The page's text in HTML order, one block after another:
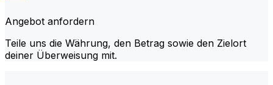
Angebot anfordern
Teile uns die Währung, den Betrag sowie den Zielort
deiner Überweisung mit.